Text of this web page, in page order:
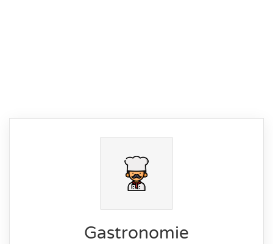
Gastronomie